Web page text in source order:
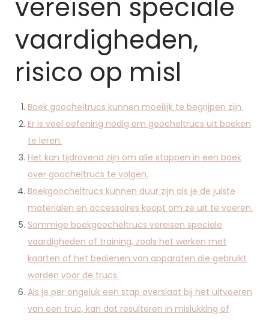
vereisen speciale
vaardigheden,
risico op misl
Boek goocheltrucs kunnen moeilijk te begrijpen zijn.
Er is veel oefening nodig om goocheltrucs uit boeken
te leren.
Het kan tijdrovend zijn om alle stappen in een boek
over goocheltrucs te volgen.
Boekgoocheltrucs kunnen duur zijn als je de juiste
materialen en accessoires koopt om ze uit te voeren.
Sommige boekgoocheltrucs vereisen speciale
vaardigheden of training, zoals het werken met
kaarten of het bedienen van apparaten die gebruikt
worden voor de trucs.
Als je per ongeluk een stap overslaat bij het uitvoeren
van een truc, kan dat resulteren in mislukking of